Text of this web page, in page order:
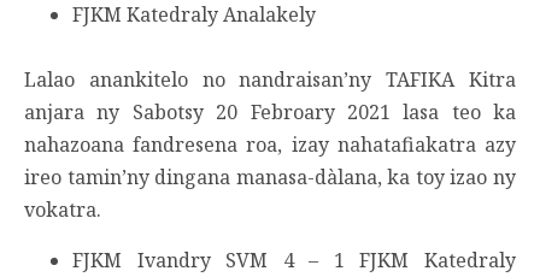
FJKM Katedraly Analakely
Lalao anankitelo no nandraisan’ny TAFIKA Kitra
anjara ny Sabotsy 20 Febroary 2021 lasa teo ka
nahazoana fandresena roa, izay nahatafiakatra azy
ireo tamin’ny dingana manasa-dàlana, ka toy izao ny
vokatra.
FJKM Ivandry SVM 4 – 1 FJKM Katedraly